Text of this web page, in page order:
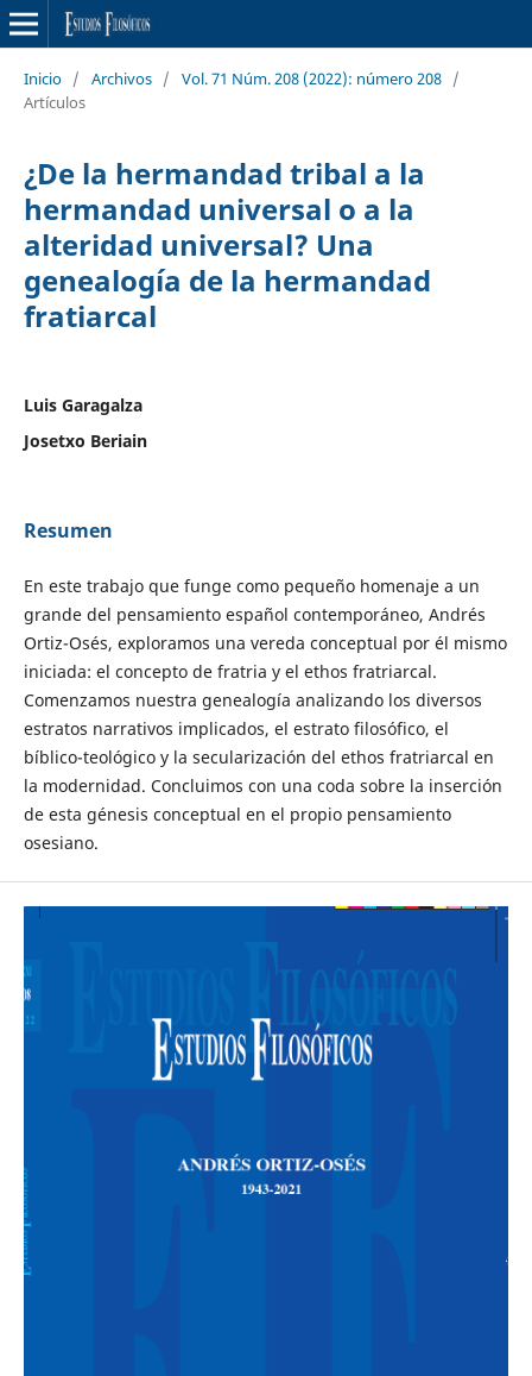
Inicio / Archivos / Vol. 71 Núm. 208 (2022): número 208 /
Artículos
¿De la hermandad tribal a la
hermandad universal o a la
alteridad universal? Una
genealogía de la hermandad
fratiarcal
Luis Garagalza
Josetxo Beriain
Resumen
En este trabajo que funge como pequeño homenaje a un
grande del pensamiento español contemporáneo, Andrés
Ortiz-Osés, exploramos una vereda conceptual por él mismo
iniciada: el concepto de fratria y el ethos fratriarcal.
Comenzamos nuestra genealogía analizando los diversos
estratos narrativos implicados, el estrato filosófico, el
bíblico-teológico y la secularización del ethos fratriarcal en
la modernidad. Concluimos con una coda sobre la inserción
de esta génesis conceptual en el propio pensamiento
osesiano.